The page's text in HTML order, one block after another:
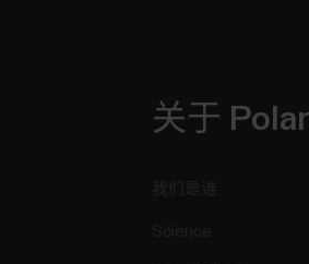
关于 Polar